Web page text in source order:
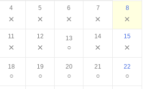
4
×
5
×
6
×
7
×
8
×
11
×
12
×
13
○
14
×
15
×
18
○
19
○
20
○
21
○
22
○